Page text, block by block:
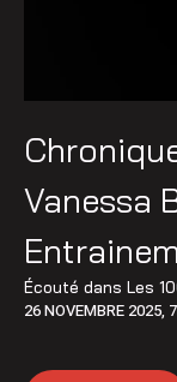
Vanessa
Écouté dans Les
26 NOVEMBRE 2025,